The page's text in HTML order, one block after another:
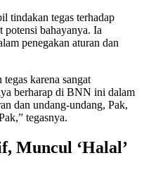
tindakan tegas terhadap
potensi bahayanya. Ia
penegakan aturan dan
karena sangat
berharap di BNN ini dalam
dan undang-undang, Pak,
tegasnya.
Muncul ‘Halal’